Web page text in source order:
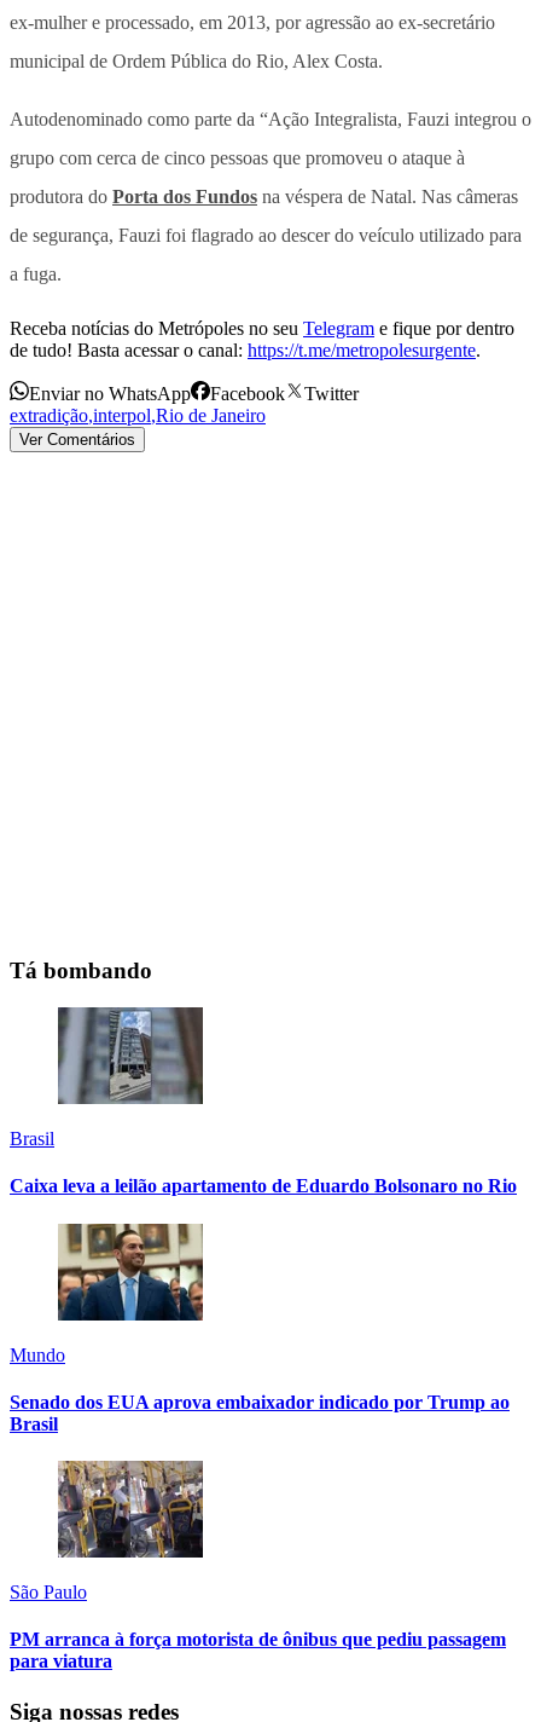
ex-mulher e processado, em 2013, por agressão ao ex-secretário
municipal de Ordem Pública do Rio, Alex Costa.
Autodenominado como parte da “Ação Integralista, Fauzi integrou o
grupo com cerca de cinco pessoas que promoveu o ataque à
produtora do Porta dos Fundos na véspera de Natal. Nas câmeras
de segurança, Fauzi foi flagrado ao descer do veículo utilizado para
a fuga.
Receba notícias do Metrópoles no seu Telegram e fique por dentro
de tudo! Basta acessar o canal: https://t.me/metropolesurgente.
Enviar no WhatsApp Facebook
Twitter
extradição,interpol,Rio de Janeiro
Ver Comentários
Tá bombando
Brasil
Caixa leva a leilão apartamento de Eduardo Bolsonaro no Rio
Mundo
Senado dos EUA aprova embaixador indicado por Trump ao
Brasil
São Paulo
PM arranca à força motorista de ônibus que pediu passagem
para viatura
Siga nossas redes